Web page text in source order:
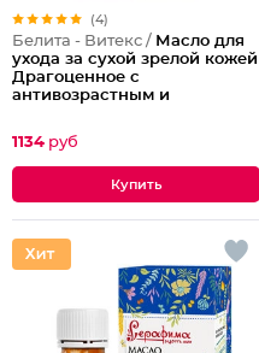
(4)
Белита - Витекс / Масло для
ухода за сухой зрелой кожей
Драгоценное с
антивозрастным и
LuxCare
1134 руб